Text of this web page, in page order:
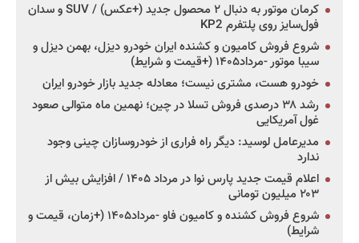
کرمان موتور به دنبال ۲ محصول جدید (+عکس) / SUV و سدان
فول‌سایز روی پلتفرم KP2
شروع فروش کامیون و کشنده ایران خودرو دیزل، بهمن دیزل و
سیبا موتور -مرداد۱۴۰۵ (+قیمت و شرایط)
خودرو هست، مشتری نیست؛ معادله جدید بازار خودرو ایران
رشد ۳۸ درصدی فروش تسلا در چین؛ نهمین ماه متوالی صعود
غول آمریکایی
مدیرعامل لوسید: دیگر راه فراری از خودروسازان چینی وجود
ندارد
اعلام قیمت جدید پارس نوا در مرداد ۱۴۰۵ / افزایش بیش از
۲۰۳ میلیون تومانی
شروع فروش کشنده و کامیون فاو -مرداد۱۴۰۵ (+زمان، قیمت و
شرایط)